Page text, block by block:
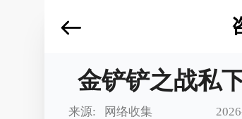
金铲铲之战私
来源: 网络收集